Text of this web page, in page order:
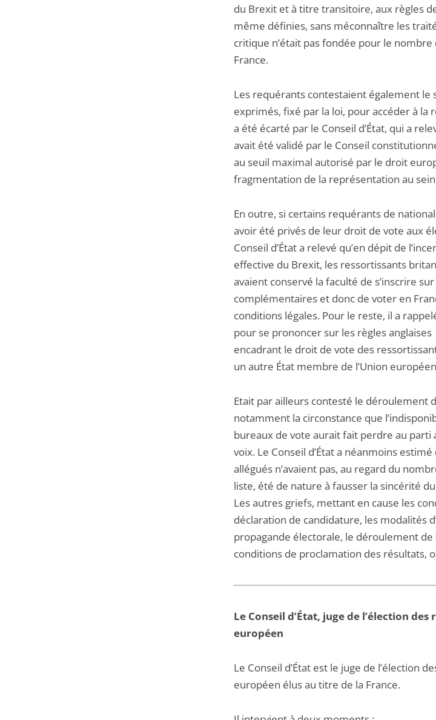
du Brexit et à titre transitoire, aux règles
même définies, sans méconnaître les
critique n’était pas fondée pour le
France.
Les requérants contestaient également le
exprimés, fixé par la loi, pour accéder à la
a été écarté par le Conseil d’État, qui a
avait été validé par le Conseil
au seuil maximal autorisé par le droit
fragmentation de la représentation au
En outre, si certains requérants de
avoir été privés de leur droit de vote aux
Conseil d’État a relevé qu’en dépit de
effective du Brexit, les ressortissants
avaient conservé la faculté de s’inscrire
complémentaires et donc de voter en
conditions légales. Pour le reste, il a
pour se prononcer sur les règles anglaises
encadrant le droit de vote des
un autre État membre de l’Union
Etait par ailleurs contesté le déroulement
notamment la circonstance que
bureaux de vote aurait fait perdre au
voix. Le Conseil d’État a néanmoins
allégués n’avaient pas, au regard du
liste, été de nature à fausser la sincérité
Les autres griefs, mettant en cause les
déclaration de candidature, les modalités
propagande électorale, le déroulement
conditions de proclamation des résultats,
Le Conseil d’État, juge de l’élection
européen
Le Conseil d’État est le juge de l’élection
européen élus au titre de la France.